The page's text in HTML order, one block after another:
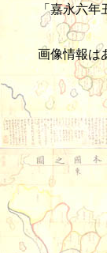
「嘉永六
画像情報は